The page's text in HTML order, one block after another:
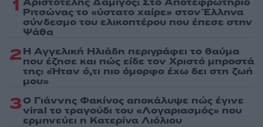
1 Ριτσώνας το «ύστατο χαίρε» στον Έλληνα
σύνδεσμο του ελικοπτέρου που έπεσε στην
Ψάθα
2Η Αγγελική Ηλιάδη περιγράφει το θαύμα
που έζησε και πώς είδε τον Χριστό μπροστά
της: «Ήταν ό,τι πιο όμορφο έχω δει στη ζωή
μου»
3Ο Γιάννης Φακίνος αποκάλυψε πώς έγινε
viral το τραγούδι του «Λογαριασμός» που
ερμηνεύει η Κατερίνα Λιόλιου